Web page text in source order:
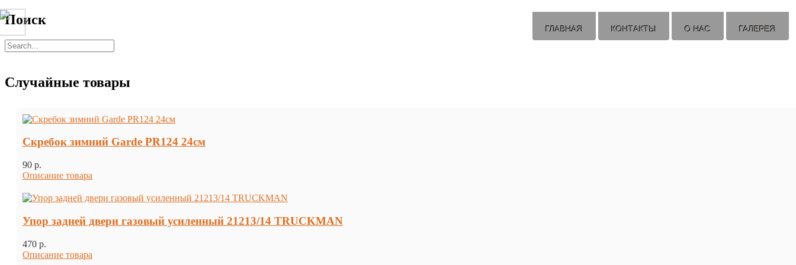
ГЛАВНАЯ КОНТАКТЫ О НАС ГАЛЕРЕЯ
Поиск
Случайные товары
Скребок зимний Garde PR124 24см
90 p.
Описание товара
Упор задней двери газовый усиленный 21213/14 TRUCKMAN
470 p.
Описание товара